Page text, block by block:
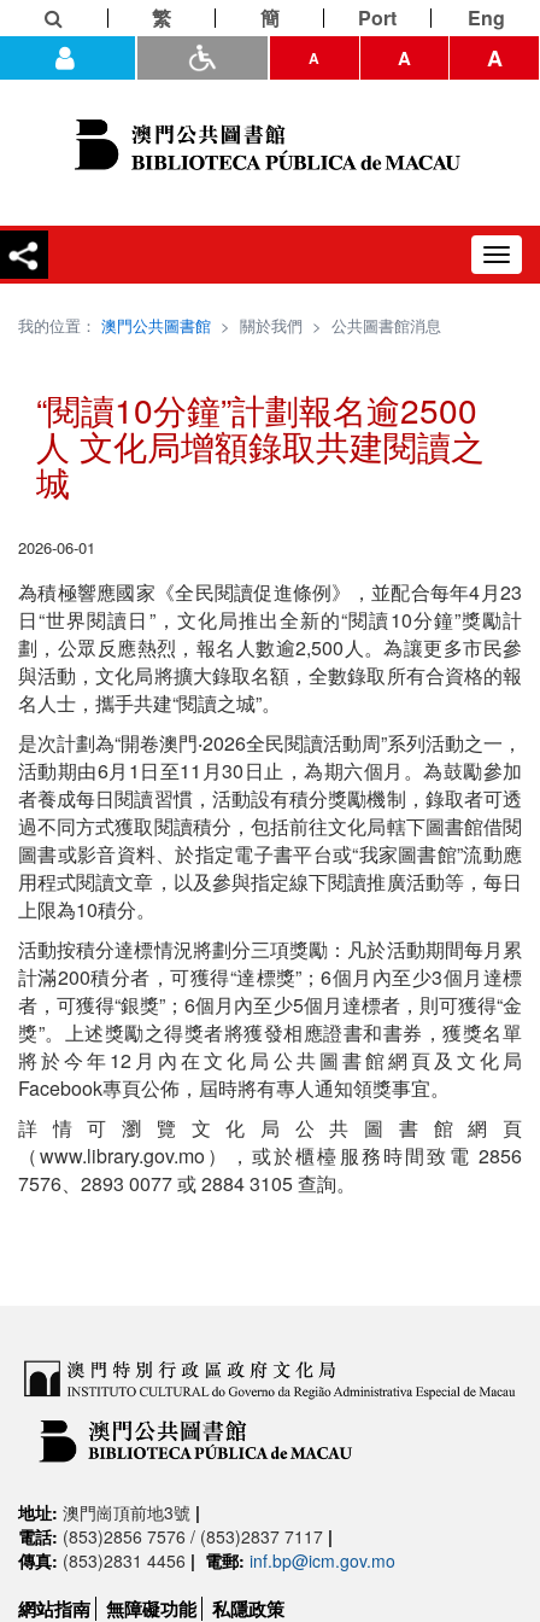
繁 簡 Port Eng
A A A
我的位置： 澳門公共圖書館 > 關於我們 > 公共圖書館消息
“閱讀10分鐘”計劃報名逾2500
人 文化局增額錄取共建閱讀之
城
2026-06-01
為積極響應國家《全民閱讀促進條例》，並配合每年4月23
日“世界閱讀日”，文化局推出全新的“閱讀10分鐘”獎勵計
劃，公眾反應熱烈，報名人數逾2,500人。為讓更多市民參
與活動，文化局將擴大錄取名額，全數錄取所有合資格的報
名人士，攜手共建“閱讀之城”。
是次計劃為“開卷澳門‧2026全民閱讀活動周”系列活動之一，
活動期由6月1日至11月30日止，為期六個月。為鼓勵參加
者養成每日閱讀習慣，活動設有積分獎勵機制，錄取者可透
過不同方式獲取閱讀積分，包括前往文化局轄下圖書館借閱
圖書或影音資料、於指定電子書平台或“我家圖書館”流動應
用程式閱讀文章，以及參與指定線下閱讀推廣活動等，每日
上限為10積分。
活動按積分達標情況將劃分三項獎勵：凡於活動期間每月累
計滿200積分者，可獲得“達標獎”；6個月內至少3個月達標
者，可獲得“銀獎”；6個月內至少5個月達標者，則可獲得“金
獎”。上述獎勵之得獎者將獲發相應證書和書券，獲獎名單
將於今年12月內在文化局公共圖書館網頁及文化局
Facebook專頁公佈，屆時將有專人通知領獎事宜。
詳情可瀏覽文化局公共圖書館網頁
（www.library.gov.mo），或於櫃檯服務時間致電 2856
7576、2893 0077 或 2884 3105 查詢。
地址: 澳門崗頂前地3號 |
電話: (853)2856 7576 / (853)2837 7117 |
傳真: (853)2831 4456 | 電郵: inf.bp@icm.gov.mo
網站指南 無障礙功能 私隱政策